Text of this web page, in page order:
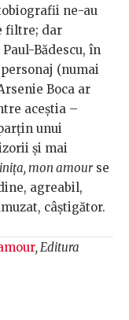
ne-au
filtre; dar
Bădescu, în
(numai
Boca ar
aceștia –
unui
și mai
mon amourse
agreabil,
câștigător.
, Editura